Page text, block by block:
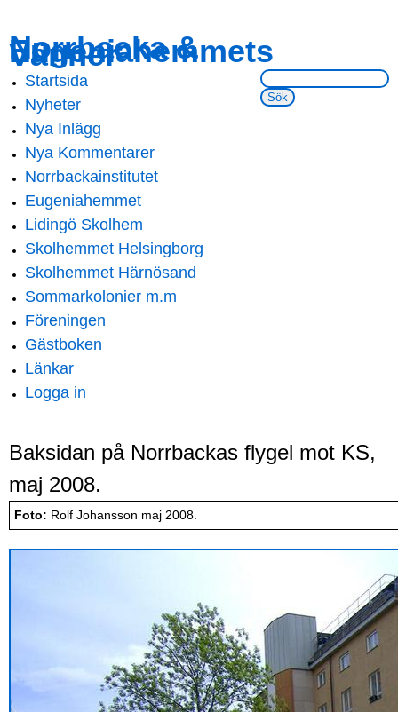
main
content
navigation
Norrbacka &
Eugeniahemmets
Vänner
Sök på webbsidan:
Main menu
Startsida
Nyheter
Nya Inlägg
Nya Kommentarer
Norrbackainstitutet
Eugeniahemmet
Lidingö Skolhem
Skolhemmet Helsingborg
Skolhemmet Härnösand
Sommarkolonier m.m
Föreningen
Gästboken
Länkar
Logga in
Baksidan på Norrbackas flygel mot KS,
maj 2008.
Foto: Rolf Johansson maj 2008.